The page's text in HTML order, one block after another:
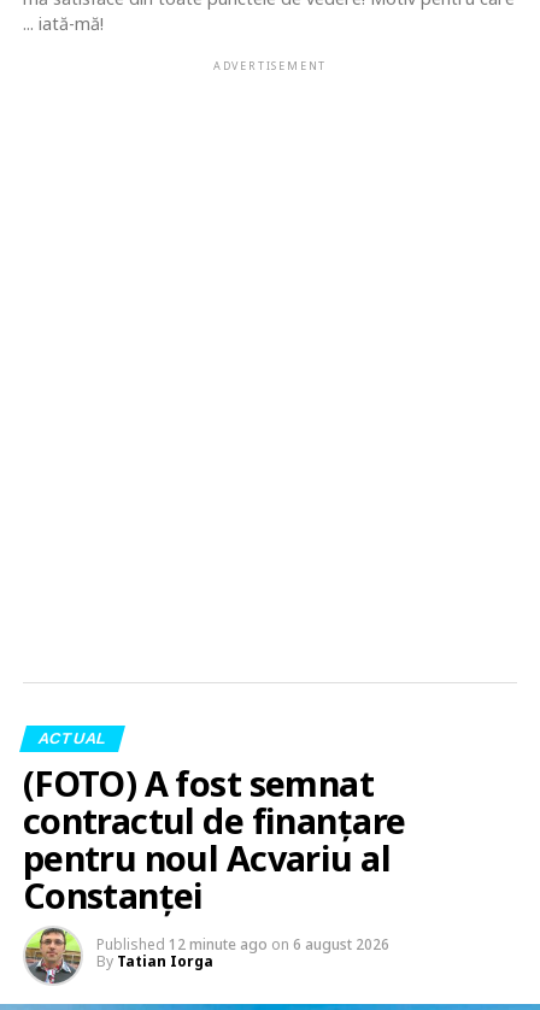
... iată-mă!
ADVERTISEMENT
ACTUAL
(FOTO) A fost semnat
contractul de finanțare
pentru noul Acvariu al
Constanței
Published 12 minute ago on 6 august 2026
By Tatian Iorga